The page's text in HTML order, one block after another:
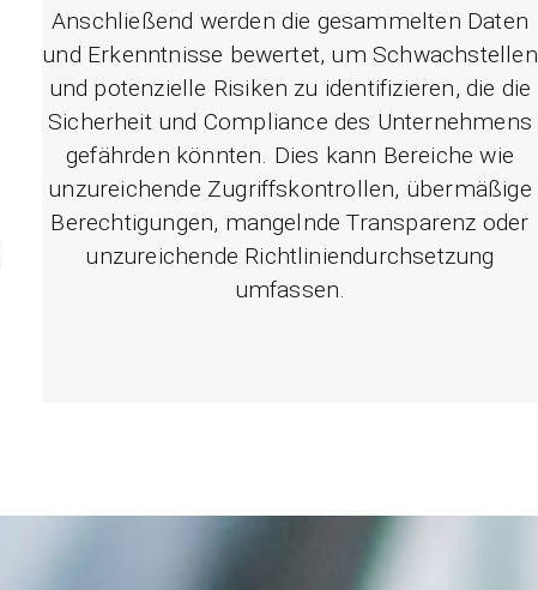
Anschließend werden die gesammelten Daten
und Erkenntnisse bewertet, um Schwachstellen
und potenzielle Risiken zu identifizieren, die die
Sicherheit und Compliance des Unternehmens
gefährden könnten. Dies kann Bereiche wie
unzureichende Zugriffskontrollen, übermäßige
Berechtigungen, mangelnde Transparenz oder
unzureichende Richtliniendurchsetzung
umfassen.